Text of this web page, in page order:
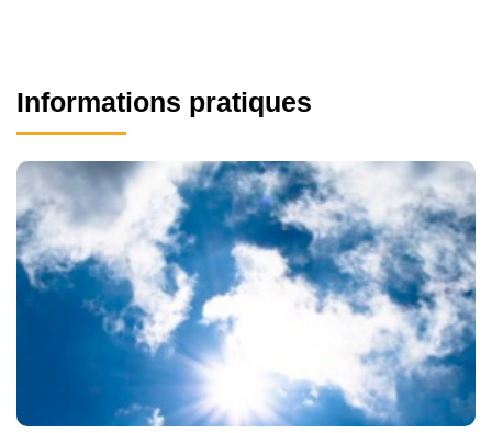
Informations pratiques